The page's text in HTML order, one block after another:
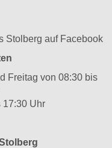
Stolberg auf Facebook
Freitag von 08:30 bis
17:30 Uhr